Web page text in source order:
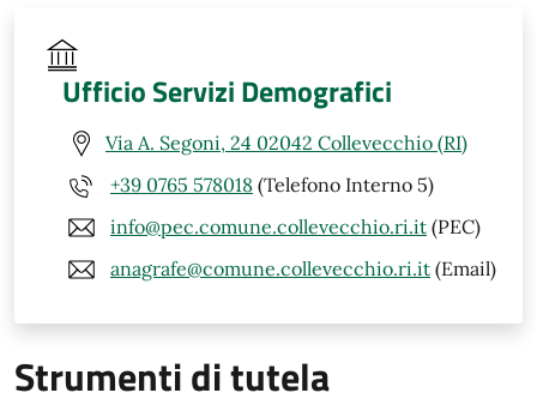
Ufficio Servizi Demografici
Via A. Segoni, 24 02042 Collevecchio (RI)
+39 0765 578018 (Telefono Interno 5)
info@pec.comune.collevecchio.ri.it (PEC)
anagrafe@comune.collevecchio.ri.it (Email)
Strumenti di tutela